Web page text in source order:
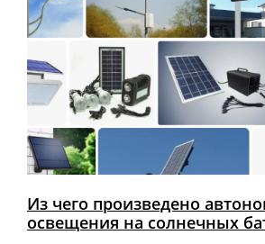
Из чего произведено
освещения на солнечных